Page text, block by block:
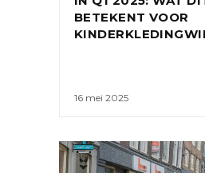
BETEKENT VOOR
16 mei 2025